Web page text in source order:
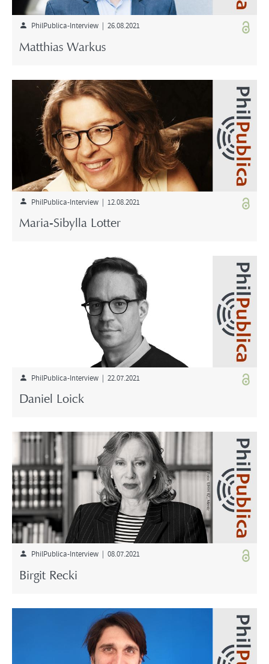
PhilPublica-Interview | 26.08.2021
Matthias Warkus
PhilPublica-Interview | 12.08.2021
Maria-Sibylla Lotter
PhilPublica-Interview | 22.07.2021
Daniel Loick
PhilPublica-Interview | 08.07.2021
Birgit Recki